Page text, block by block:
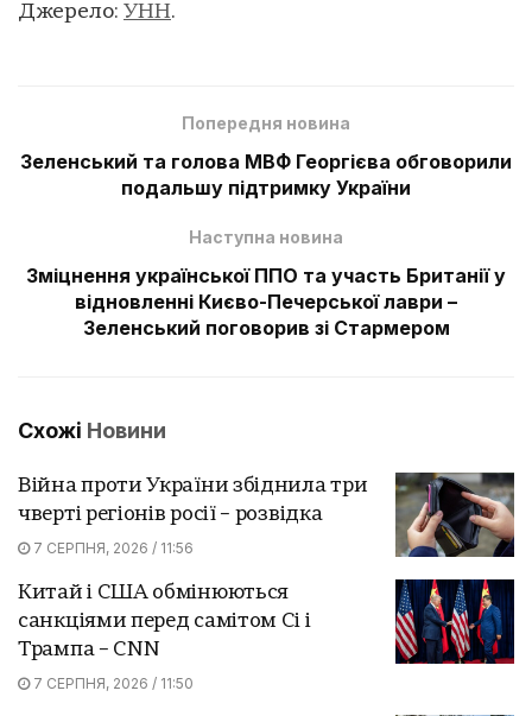
Джерело: УНН.
Попередня новина
Зеленський та голова МВФ Георгієва обговорили
подальшу підтримку України
Наступна новина
Зміцнення української ППО та участь Британії у
відновленні Києво-Печерської лаври –
Зеленський поговорив зі Стармером
Схожі Новини
Війна проти України збіднила три
чверті регіонів росії – розвідка
7 СЕРПНЯ, 2026 / 11:56
Китай і США обмінюються
санкціями перед самітом Сі і
Трампа – CNN
7 СЕРПНЯ, 2026 / 11:50